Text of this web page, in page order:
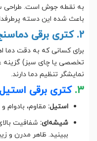
به نقطه جوش است. طراحی
باعث شده این دسته
۲. کتری برقی دماسنج‌دار
برای کسانی که به دقت دما
تخصصی یا چای سبز) گزینه
نمایشگر تنظیم دما دارند.
۳. کتری برقی
استیل: مقاوم، بادوام
شیشه‌ای: شفافیت
ببینید. ظاهر مدرن و